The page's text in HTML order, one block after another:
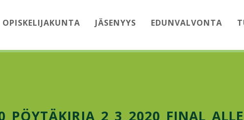
OPISKELIJAKUNTA JÄSENYYS EDUNVALVONTA